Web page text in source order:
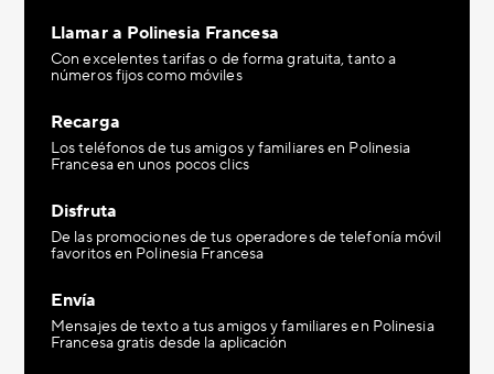
Llamar a Polinesia Francesa
Con excelentes tarifas o de forma gratuita, tanto a
números fijos como móviles
Recarga
Los teléfonos de tus amigos y familiares en Polinesia
Francesa en unos pocos clics
Disfruta
De las promociones de tus operadores de telefonía móvil
favoritos en Polinesia Francesa
Envía
Mensajes de texto a tus amigos y familiares en Polinesia
Francesa gratis desde la aplicación